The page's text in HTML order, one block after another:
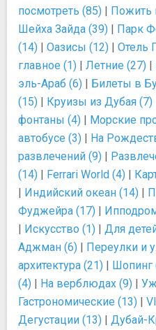
посмотреть (85) | Пожить
Шейха Зайда (39) | Парк
(14) | Оазисы (12) | Отель
главное (1) | Летние (27) |
эль-Араб (6) | Билеты в
(15) | Круизы из Дубая (7)
фонтаны (4) | Морские
автобусе (3) | На
развлечений (9) |
(14) | Ferrari World (4) |
| Индийский океан (14) |
Фуджейра (17) |
| Искусство (1) | Для
Аджман (6) | Переулки и
архитектура (21) | Шопинг
(4) | На верблюдах (9) |
Гастрономические (13) |
Дегустации (13) | Дубай-